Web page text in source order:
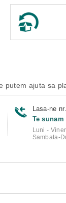
putem ajuta sa
Lasa-ne
Te sunam
Luni -
Sambata-